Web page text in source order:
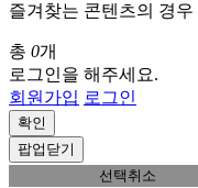
즐겨찾는 콘텐츠의 경
총 0개
로그인을 해주세요.
회원가입 로그인
확인
팝업닫기
선택취소